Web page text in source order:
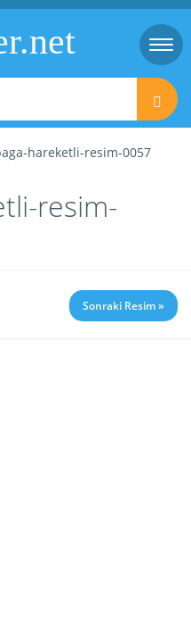
hareketli-resim-0057
resim-
Sonraki Resim »